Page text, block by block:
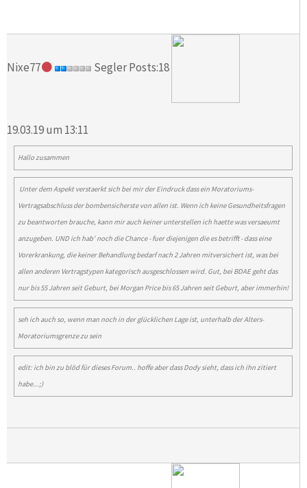
Nixe77 Segler Posts:18
19.03.19 um 13:11
Hallo zusammen
Unter dem Aspekt verstaerkt sich bei mir der Eindruck dass ein Moratoriums-
Vertragsabschluss der bombensicherste von allen ist. Wenn ich keine Gesundheitsfragen
zu beantworten brauche, kann mir auch keiner unterstellen ich haette was versaeumt
anzugeben. UND ich hab' noch die Chance - fuer diejenigen die es betrifft - dass eine
Vorerkrankung, die keiner Behandlung bedarf nach 2 Jahren mitversichert ist, was bei
allen anderen Vertragstypen kategorisch ausgeschlossen wird. Gut, bei BDAE geht das
nur bis 55 Jahren seit Geburt, bei Morgan Price bis 65 Jahren seit Geburt, aber immerhin!
seh ich auch so, wenn man noch in der glücklichen Lage ist, unterhalb der Alters-
Moratoriumsgrenze zu sein
edit: ich bin zu blöd für dieses Forum.. hoffe aber dass Dody sieht, dass ich ihn zitiert
habe...;)